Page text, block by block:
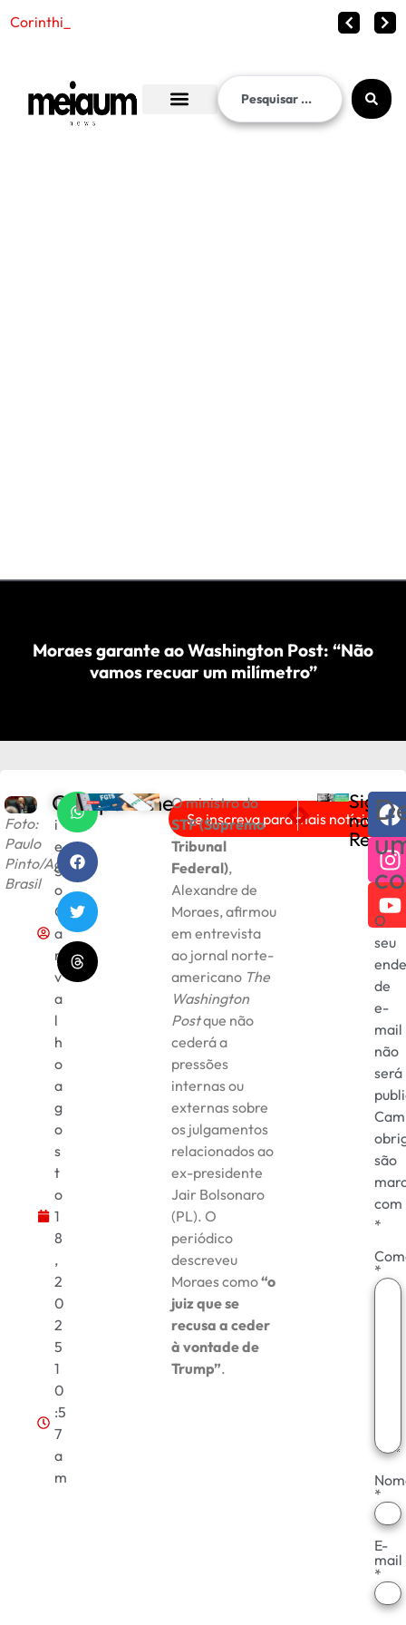
Corinthians vence o Internaciona
Moraes garante ao Washington Post: “Não
vamos recuar um milímetro”
Foto:
Paulo
Pinto/Agência
Brasil
D
i
e
g
o
C
a
r
v
a
l
h
o
a
g
o
s
t
o
1
8
,
2
0
2
5
1
0
:5
7
a
m
Compartilhe
Se inscreva para mais notícias!
O ministro do
STF (Supremo
Tribunal
Federal),
Alexandre de
Moraes, afirmou
em entrevista
ao jornal norte-
americano The
Washington
Postque não
cederá a
pressões
internas ou
externas sobre
os julgamentos
relacionados ao
ex-presidente
Jair Bolsonaro
(PL). O
periódico
descreveu
Moraes como“o
juiz que se
recusa a ceder
à vontade de
Trump”.
ANTERIOR
Bolívia Encaminha
PRÓXIMO
SUS começa a oferecer
Sigam
nas
Redes
O
seu
de
e-
mail
não
será
são
com
*
*
*
E-
mail
*